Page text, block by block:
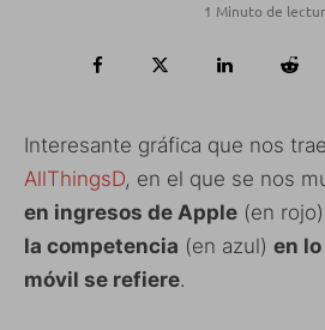
1 Minuto de
Interesante gráfica que nos
AllThingsD, en el que se nos
en ingresos de Apple (en rojo)
la competencia (en azul) en
móvil se refiere.